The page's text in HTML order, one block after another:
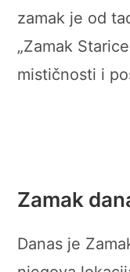
zamak je od
„Zamak
mističnosti i
Zamak
Danas je